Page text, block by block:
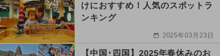
けにおすすめ！人気のスポットラ
ンキング
2025年03月23日
【中国･四国】2025年春休みのお